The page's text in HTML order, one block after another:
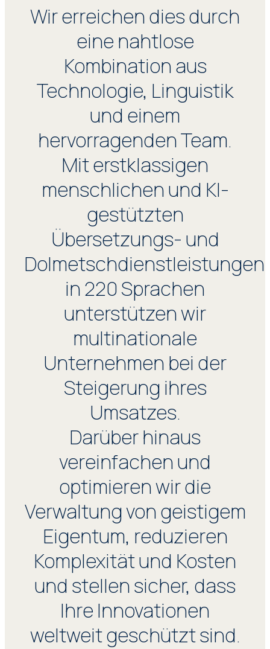
Wir erreichen dies durch
eine nahtlose
Kombination aus
Technologie, Linguistik
und einem
hervorragenden Team.
Mit erstklassigen
menschlichen und KI-
gestützten
Übersetzungs- und
Dolmetschdienstleistungen
in 220 Sprachen
unterstützen wir
multinationale
Unternehmen bei der
Steigerung ihres
Umsatzes.
Darüber hinaus
vereinfachen und
optimieren wir die
Verwaltung von geistigem
Eigentum, reduzieren
Komplexität und Kosten
und stellen sicher, dass
Ihre Innovationen
weltweit geschützt sind.